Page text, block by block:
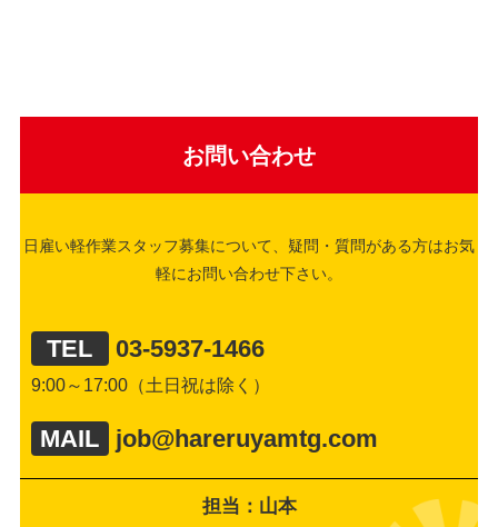
お問い合わせ
日雇い軽作業スタッフ募集について、疑問・ 質問がある方はお気
軽にお問い合わせ下さい。
TEL 03-5937-1466
9:00～17:00（土日祝は除く）
MAIL job@hareruyamtg.com
担当：山本